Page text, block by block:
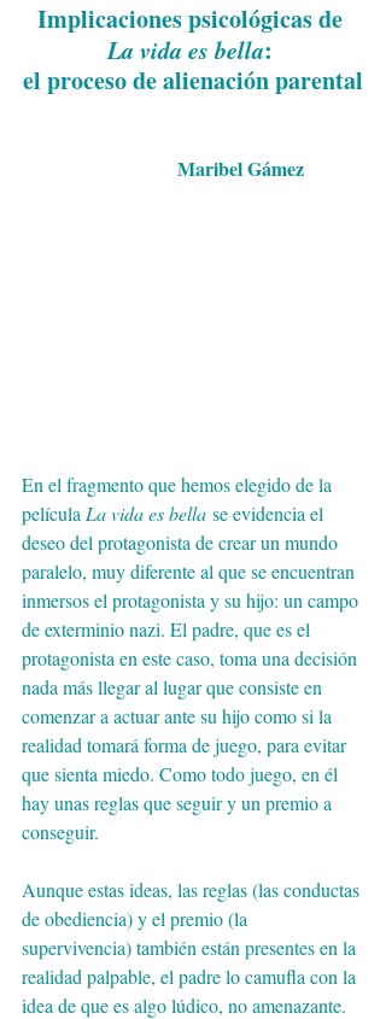
Implicaciones psicológicas de
La vida es bella:
el proceso de alienación parental
Maribel Gámez
En el fragmento que hemos elegido de la
película La vida es bella se evidencia el
deseo del protagonista de crear un mundo
paralelo, muy diferente al que se encuentran
inmersos el protagonista y su hijo: un campo
de exterminio nazi. El padre, que es el
protagonista en este caso, toma una decisión
nada más llegar al lugar que consiste en
comenzar a actuar ante su hijo como si la
realidad tomará forma de juego, para evitar
que sienta miedo. Como todo juego, en él
hay unas reglas que seguir y un premio a
conseguir.
Aunque estas ideas, las reglas (las conductas
de obediencia) y el premio (la
supervivencia) también están presentes en la
realidad palpable, el padre lo camufla con la
idea de que es algo lúdico, no amenazante.